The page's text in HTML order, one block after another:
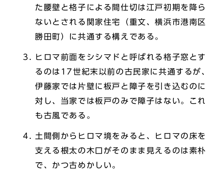
た腰壁と格子による間仕切は江戸初期を降ら
ないとされる関家住宅（重文、横浜市港南区
勝田町）に共通する構えである。
ヒロマ前面をシシマドと呼ばれる格子窓とす
るのは17世紀末以前の古民家に共通するが、
伊藤家では片壁に板戸と障子を引き込むのに
対し、当家では板戸のみで障子はない。これ
も古風である。
土間側からヒロマ境をみると、ヒロマの床を
支える根太の木口がそのまま見えるのは素朴
で、かつ古めかしい。